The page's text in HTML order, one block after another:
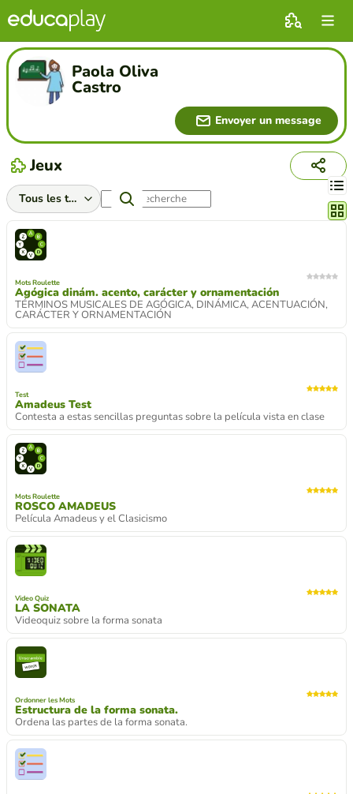
Paola Oliva
Castro
Envoyer un message
Jeux
Mots Roulette
Agógica dinám. acento, carácter y ornamentación
TÉRMINOS MUSICALES DE AGÓGICA, DINÁMICA, ACENTUACIÓN,
CARÁCTER Y ORNAMENTACIÓN
Test
Amadeus Test
Contesta a estas sencillas preguntas sobre la película vista en clase
Mots Roulette
ROSCO AMADEUS
Película Amadeus y el Clasicismo
Video Quiz
LA SONATA
Videoquiz sobre la forma sonata
Ordonner les Mots
Estructura de la forma sonata.
Ordena las partes de la forma sonata.